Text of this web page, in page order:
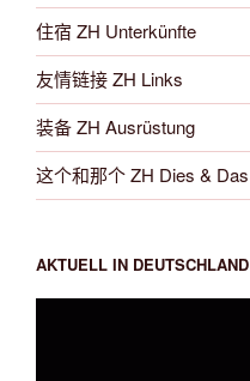
住宿 ZH Unterkünfte
友情链接 ZH Links
装备 ZH Ausrüstung
这个和那个 ZH Dies & Das
AKTUELL IN DEUTSCHLAND